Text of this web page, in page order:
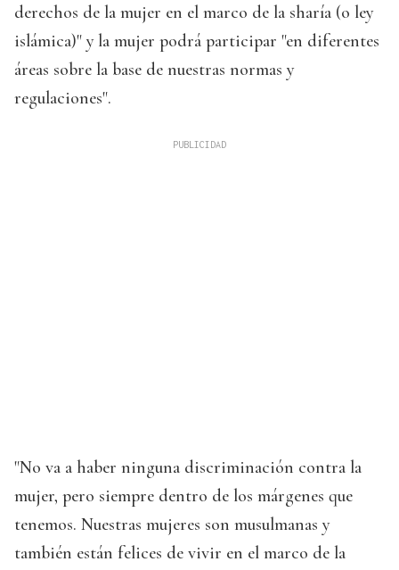
derechos de la mujer en el marco de la sharía (o ley
islámica)" y la mujer podrá participar "en diferentes
áreas sobre la base de nuestras normas y
regulaciones".
"No va a haber ninguna discriminación contra la
mujer, pero siempre dentro de los márgenes que
tenemos. Nuestras mujeres son musulmanas y
también están felices de vivir en el marco de la